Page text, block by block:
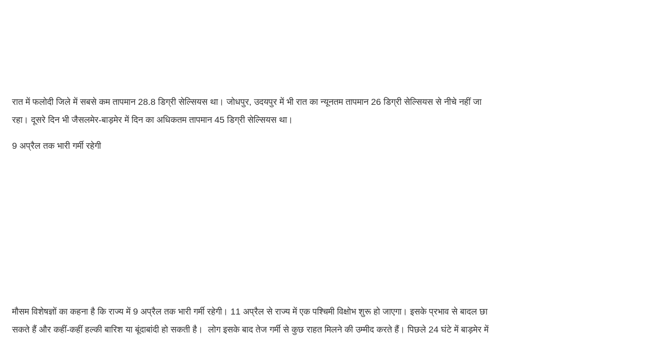
रात में फलोदी जिले में सबसे कम तापमान 28.8 डिग्री सेल्सियस था। जोधपुर, उदयपुर में भी रात का न्यूनतम तापमान 26 डिग्री सेल्सियस से नीचे नहीं जा
रहा। दूसरे दिन भी जैसलमेर-बाड़मेर में दिन का अधिकतम तापमान 45 डिग्री सेल्सियस था।
9 अप्रैल तक भारी गर्मी रहेगी
मौसम विशेषज्ञों का कहना है कि राज्य में 9 अप्रैल तक भारी गर्मी रहेगी। 11 अप्रैल से राज्य में एक पश्चिमी विक्षोभ शुरू हो जाएगा। इसके प्रभाव से बादल छा
सकते हैं और कहीं-कहीं हल्की बारिश या बूंदाबांदी हो सकती है। लोग इसके बाद तेज गर्मी से कुछ राहत मिलने की उम्मीद करते हैं। पिछले 24 घंटे में बाड़मेर में